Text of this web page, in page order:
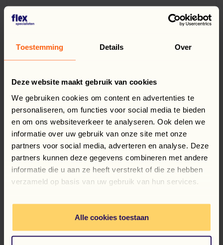
Toestemming Details Over
Deze website maakt gebruik van cookies
We gebruiken cookies om content en advertenties te
personaliseren, om functies voor social media te bieden
en om ons websiteverkeer te analyseren. Ook delen we
informatie over uw gebruik van onze site met onze
partners voor social media, adverteren en analyse. Deze
partners kunnen deze gegevens combineren met andere
informatie die u aan ze heeft verstrekt of die ze hebben
verzameld op basis van uw gebruik van hun services.
Alle cookies toestaan
Praca w Holandii: 5 wskazówek
CZYTAJ WIĘCEJ